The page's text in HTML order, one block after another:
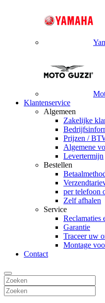
Klantenservice
Algemeen
Zakelijke
Prijzen /
Algemene
Levertermijn
Bestellen
per telefoon
Zelf afhalen
Service
Reclamaties
Garantie
Traceer uw
Montage
Contact